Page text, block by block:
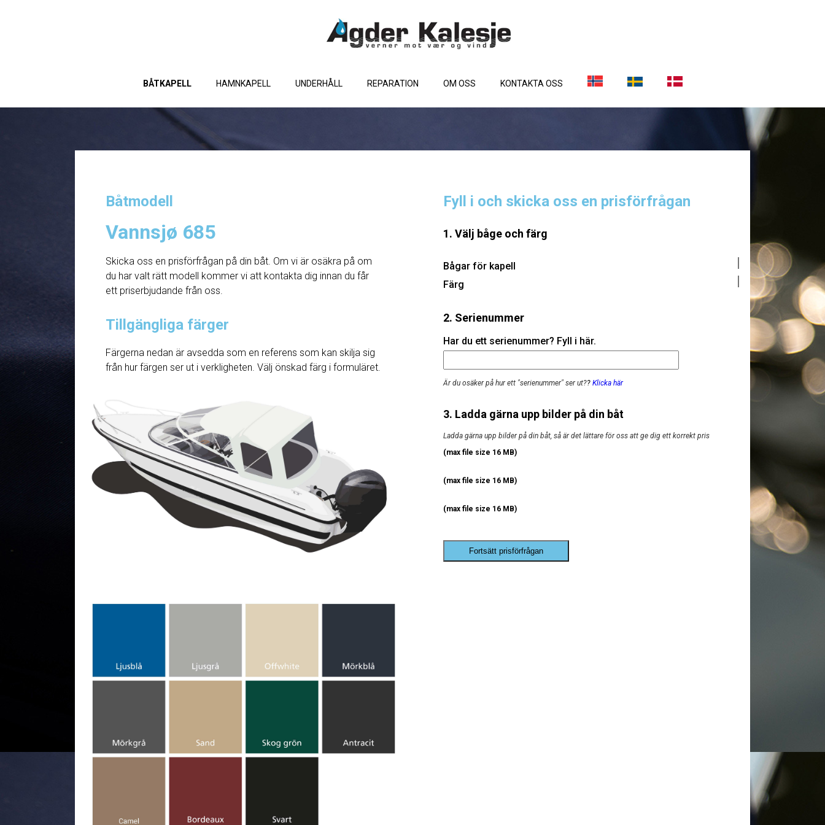
BÅTKAPELL HAMNKAPELL UNDERHÅLL REPARATION OM OSS KONTAKTA OSS
Båtmodell
Vannsjø 685
Skicka oss en prisförfrågan på din båt. Om vi ​​är osäkra på om
du har valt rätt modell kommer vi att kontakta dig innan du får
ett priserbjudande från oss.
Tillgängliga färger
Färgerna nedan är avsedda som en referens som kan skilja sig
från hur färgen ser ut i verkligheten. Välj önskad färg i formuläret.
Fyll i och skicka oss en prisförfrågan
1. Välj båge och färg
Bågar för kapell
Färg
2. Serienummer
Har du ett serienummer? Fyll i här.
Är du osäker på hur ett "serienummer" ser ut?? Klicka här
3. Ladda gärna upp bilder på din båt
Ladda gärna upp bilder på din båt, så är det lättare för oss att ge dig ett korrekt pris
(max file size 16 MB)
(max file size 16 MB)
(max file size 16 MB)
Fortsätt prisförfrågan